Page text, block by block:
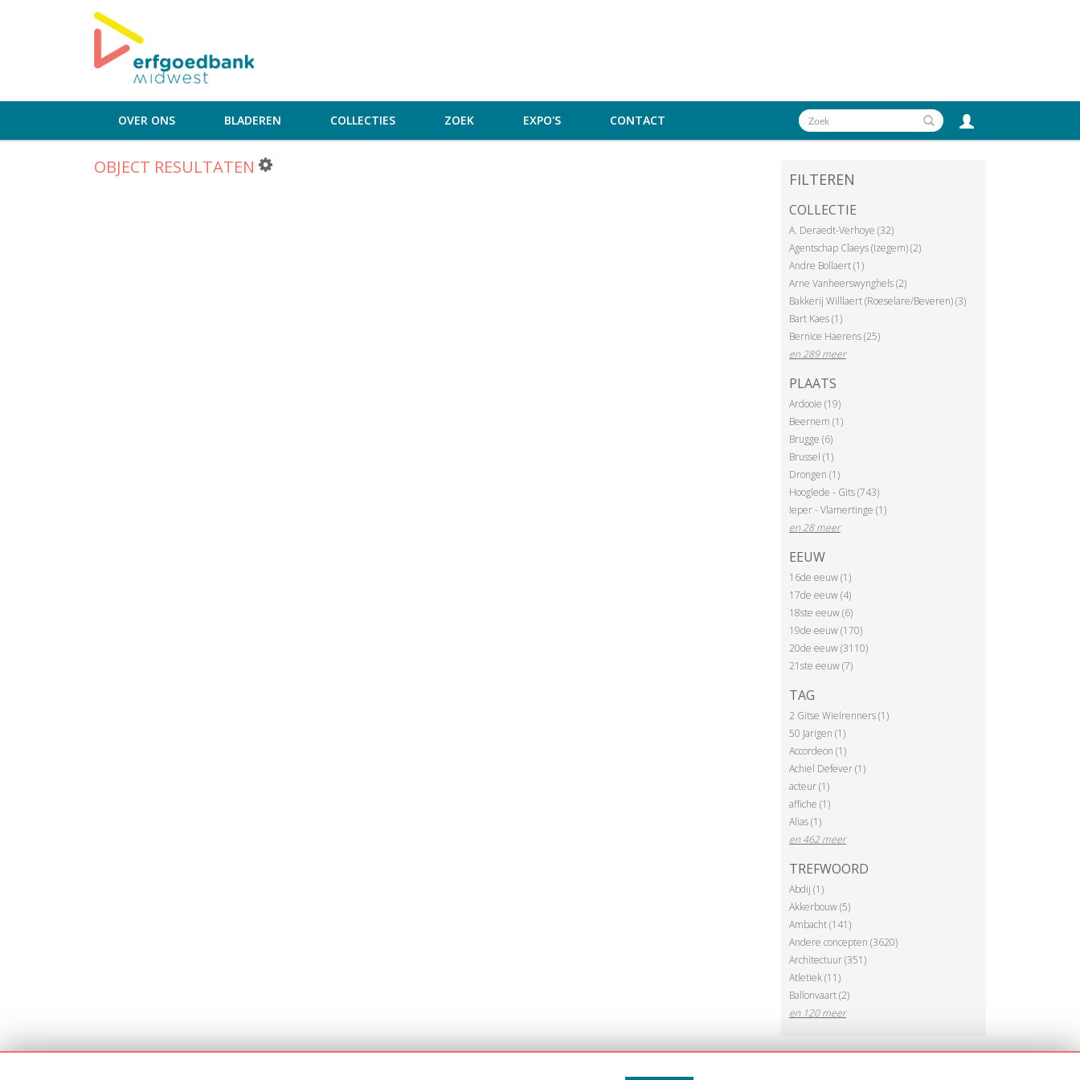
OVER ONS BLADEREN COLLECTIES ZOEK EXPO'S CONTACT
OBJECT RESULTATEN
FILTEREN
COLLECTIE
A. Deraedt-Verhoye (32)
Agentschap Claeys (Izegem) (2)
Andre Bollaert (1)
Arne Vanheerswynghels (2)
Bakkerij Willlaert (Roeselare/Beveren) (3)
Bart Kaes (1)
Bernice Haerens (25)
en 289 meer
PLAATS
Ardooie (19)
Beernem (1)
Brugge (6)
Brussel (1)
Drongen (1)
Hooglede - Gits (743)
Ieper - Vlamertinge (1)
en 28 meer
EEUW
16de eeuw (1)
17de eeuw (4)
18ste eeuw (6)
19de eeuw (170)
20de eeuw (3110)
21ste eeuw (7)
TAG
2 Gitse Wielrenners (1)
50 Jarigen (1)
Accordeon (1)
Achiel Defever (1)
acteur (1)
affiche (1)
Alias (1)
en 462 meer
TREFWOORD
Abdij (1)
Akkerbouw (5)
Ambacht (141)
Andere concepten (3620)
Architectuur (351)
Atletiek (11)
Ballonvaart (2)
en 120 meer